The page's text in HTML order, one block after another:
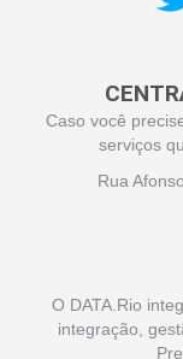
Caso você
serviços
Rua
O DATA.Rio
integração,